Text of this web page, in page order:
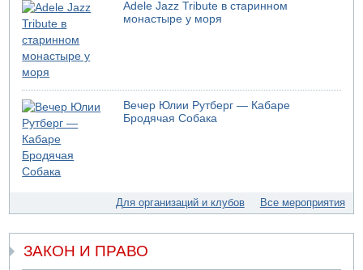
Adele Jazz Tribute в старинном
монастыре у моря
Вечер Юлии Рутберг — Кабаре
Бродячая Собака
Для организаций и клубов Все мероприятия
ЗАКОН И ПРАВО